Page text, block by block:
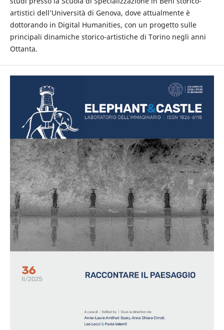
artistici dell’Università di Genova, dove attualmente è
dottorando in Digital Humanities, con un progetto sulle
principali dinamiche storico-artistiche di Torino negli anni
Ottanta.